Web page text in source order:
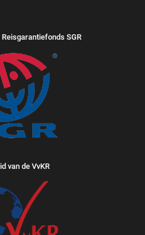
SGR
van de VvKR